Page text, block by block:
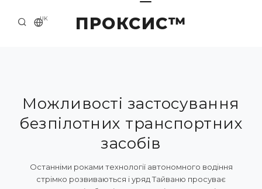
ПРОКСИС™
UK
ПРО НАС
ПРИКЛАДИ ТА РІШЕННЯ
КАТАЛОГ ПРОДУКЦІЇ
НОВИНИ
Можливості застосування
безпілотних транспортних
засобів
Останніми роками технології автономного водіння
стрімко розвиваються і уряд Тайваню просуває